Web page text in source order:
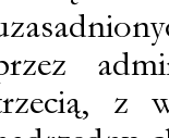
z